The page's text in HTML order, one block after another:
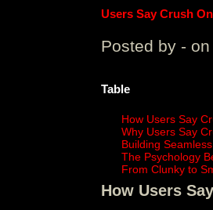
Users Say Crush
Posted by - on
Table
How Users Say
Why Users Say
Building
The Psychology
From Clunky to
How Users